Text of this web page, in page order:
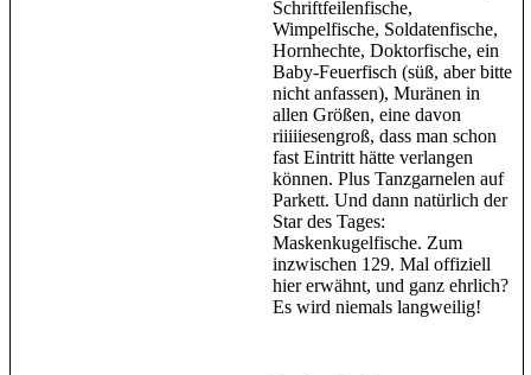
Schriftfeilenfische,
Wimpelfische, Soldatenfische,
Hornhechte, Doktorfische, ein
Baby-Feuerfisch (süß, aber bitte
nicht anfassen), Muränen in
allen Größen, eine davon
riiiiiesengroß, dass man schon
fast Eintritt hätte verlangen
können. Plus Tanzgarnelen auf
Parkett. Und dann natürlich der
Star des Tages:
Maskenkugelfische. Zum
inzwischen 129. Mal offiziell
hier erwähnt, und ganz ehrlich?
Es wird niemals langweilig!